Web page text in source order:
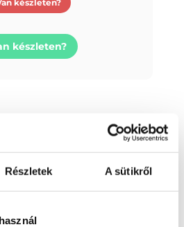
Részletek A sütikről
készleten?
készleten?